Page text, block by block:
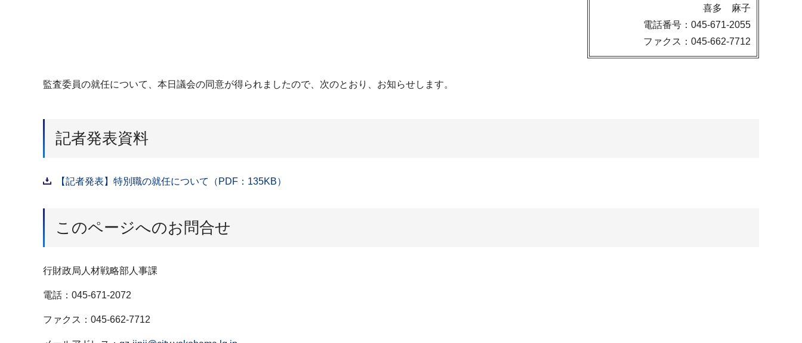
喜多 麻子
電話番号：045-671-2055
ファクス：045-662-7712
監査委員の就任について、本日議会の同意が得られましたので、次のとおり、お知らせします。
記者発表資料
【記者発表】特別職の就任について（PDF：135KB）
このページへのお問合せ
行財政局人材戦略部人事課
電話：045-671-2072
ファクス：045-662-7712